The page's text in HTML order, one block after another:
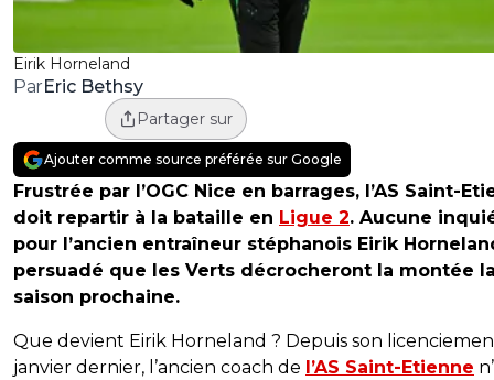
Eirik Horneland
ParEric Bethsy
Partager sur
Ajouter comme source préférée sur Google
Frustrée par l’OGC Nice en barrages, l’AS Saint-
doit repartir à la bataille en Ligue 2. Aucune
pour l’ancien entraîneur stéphanois Eirik
persuadé que les Verts décrocheront la montée
saison prochaine.
Que devient Eirik Horneland ? Depuis son
janvier dernier, l’ancien coach de l’AS Saint-Etienne